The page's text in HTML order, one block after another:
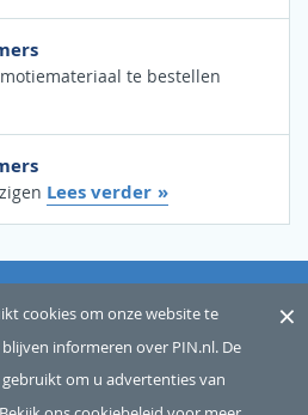
te bestellen
Lees verder
Nederland, alle rechten
WOORDENLIJST CONTACT
PRIVACY
cookies om onze website te
informeren over PIN.nl. De
om u advertenties van
×